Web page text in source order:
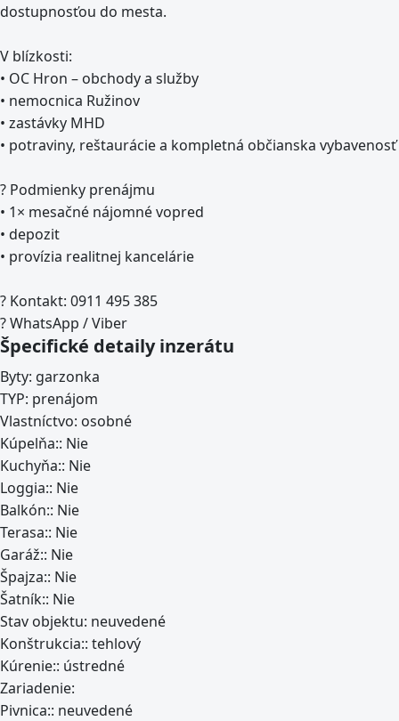
dostupnosťou do mesta.
V blízkosti:
• OC Hron – obchody a služby
• nemocnica Ružinov
• zastávky MHD
• potraviny, reštaurácie a kompletná občianska vybavenosť
? Podmienky prenájmu
• 1× mesačné nájomné vopred
• depozit
• provízia realitnej kancelárie
? Kontakt: 0911 495 385
? WhatsApp / Viber
Špecifické detaily inzerátu
Byty: garzonka
TYP: prenájom
Vlastníctvo: osobné
Kúpelňa:: Nie
Kuchyňa:: Nie
Loggia:: Nie
Balkón:: Nie
Terasa:: Nie
Garáž:: Nie
Špajza:: Nie
Šatník:: Nie
Stav objektu: neuvedené
Konštrukcia:: tehlový
Kúrenie:: ústredné
Zariadenie:
Pivnica:: neuvedené